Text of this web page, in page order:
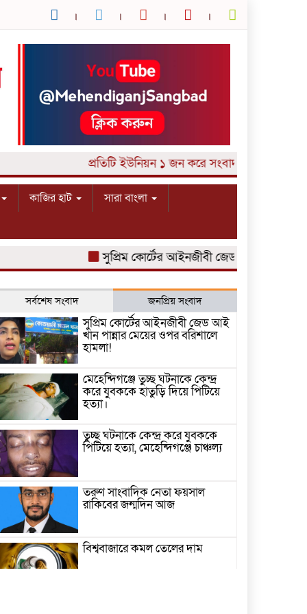
প্রতিটি ইউনিয়ন ১ জন করে সংবাদকর্মী আবশ্যক।
কাজির হাট
সারা বাংলা
সুপ্রিম কোর্টের আইনজীবী জেড আই খান পান্নার
সর্বশেষ সংবাদ জনপ্রিয় সংবাদ
সুপ্রিম কোর্টের আইনজীবী জেড আই
খান পান্নার মেয়ের ওপর বরিশালে
হামলা!
মেহেন্দিগঞ্জে তুচ্ছ ঘটনাকে কেন্দ্র
করে যুবককে হাতুড়ি দিয়ে পিটিয়ে
হত্যা।
তুচ্ছ ঘটনাকে কেন্দ্র করে যুবককে
পিটিয়ে হত্যা, মেহেন্দিগঞ্জে চাঞ্চল্য
তরুণ সাংবাদিক নেতা ফয়সাল
রাকিবের জন্মদিন আজ
বিশ্ববাজারে কমল তেলের দাম